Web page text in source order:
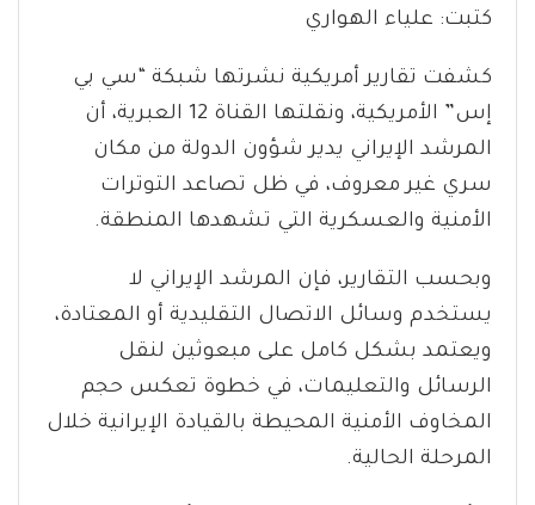
كتبت: علياء الهواري
كشفت تقارير أمريكية نشرتها شبكة “سي بي
إس” الأمريكية، ونقلتها القناة 12 العبرية، أن
المرشد الإيراني يدير شؤون الدولة من مكان
سري غير معروف، في ظل تصاعد التوترات
الأمنية والعسكرية التي تشهدها المنطقة.
وبحسب التقارير، فإن المرشد الإيراني لا
يستخدم وسائل الاتصال التقليدية أو المعتادة،
ويعتمد بشكل كامل على مبعوثين لنقل
الرسائل والتعليمات، في خطوة تعكس حجم
المخاوف الأمنية المحيطة بالقيادة الإيرانية خلال
المرحلة الحالية.